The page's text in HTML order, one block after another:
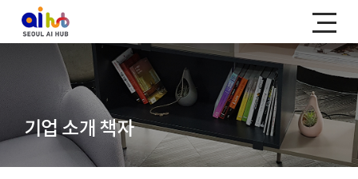
기업 소개 책자